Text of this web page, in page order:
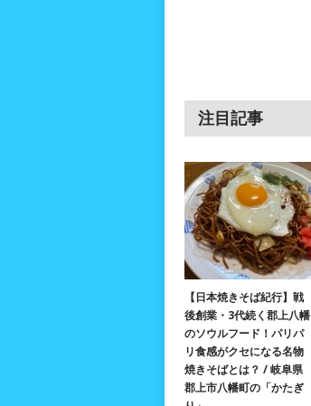
注目記事
【日本焼きそば紀行】戦
後創業・3代続く郡上八幡
のソウルフード！パリパ
リ食感がクセになる名物
焼きそばとは？ / 岐阜県
郡上市八幡町の「かたぎ